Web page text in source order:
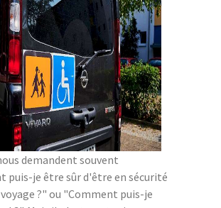
demandent souvent
puis-je être sûr d'être en sécurité
?" ou "Comment puis-je